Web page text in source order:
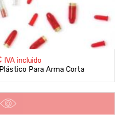
IVA incluido
Para Arma Corta